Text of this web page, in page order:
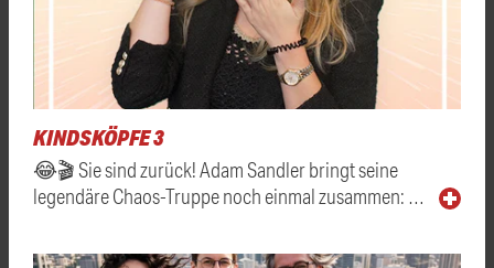
KINDSKÖPFE 3
😂🎬 Sie sind zurück! Adam Sandler bringt seine
legendäre Chaos-Truppe noch einmal zusammen: …